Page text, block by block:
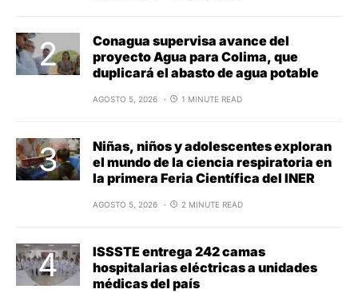
Conagua supervisa avance del
proyecto Agua para Colima, que
duplicará el abasto de agua potable
AGOSTO 5, 2026 1 MINUTE READ
Niñas, niños y adolescentes exploran
el mundo de la ciencia respiratoria en
la primera Feria Científica del INER
AGOSTO 5, 2026 2 MINUTE READ
ISSSTE entrega 242 camas
hospitalarias eléctricas a unidades
médicas del país